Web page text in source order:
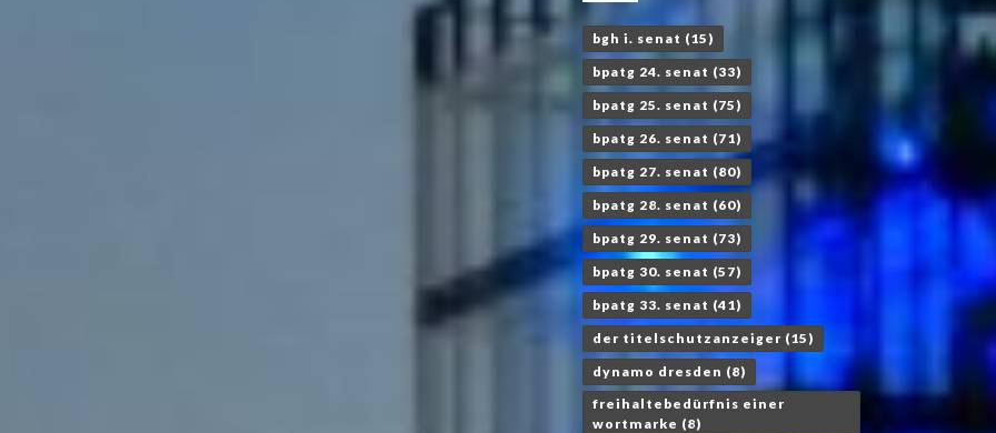
bgh i. senat (15)
bpatg 24. senat (33)
bpatg 25. senat (75)
bpatg 26. senat (71)
bpatg 27. senat (80)
bpatg 28. senat (60)
bpatg 29. senat (73)
bpatg 30. senat (57)
bpatg 33. senat (41)
der titelschutzanzeiger (15)
dynamo dresden (8)
freihaltebedürfnis einer
wortmarke (8)